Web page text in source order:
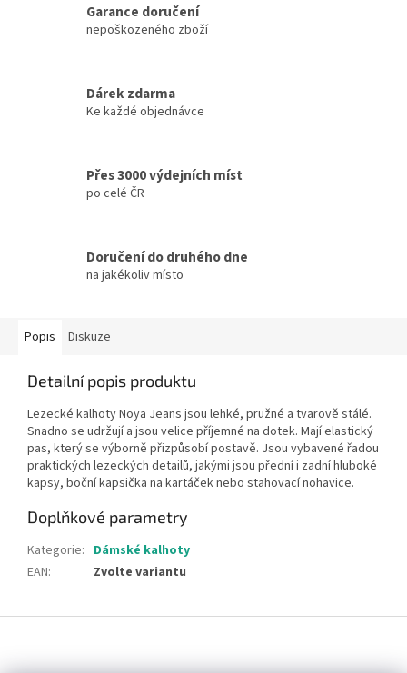
Garance doručení
nepoškozeného zboží
Dárek zdarma
Ke každé objednávce
Přes 3000 výdejních míst
po celé ČR
Doručení do druhého dne
na jakékoliv místo
Popis Diskuze
Detailní popis produktu
Lezecké kalhoty Noya Jeans jsou lehké, pružné a tvarově stálé.
Snadno se udržují a jsou velice příjemné na dotek. Mají elastický
pas, který se výborně přizpůsobí postavě. Jsou vybavené řadou
praktických lezeckých detailů, jakými jsou přední i zadní hluboké
kapsy, boční kapsička na kartáček nebo stahovací nohavice.
Doplňkové parametry
Kategorie: Dámské kalhoty
EAN: Zvolte variantu